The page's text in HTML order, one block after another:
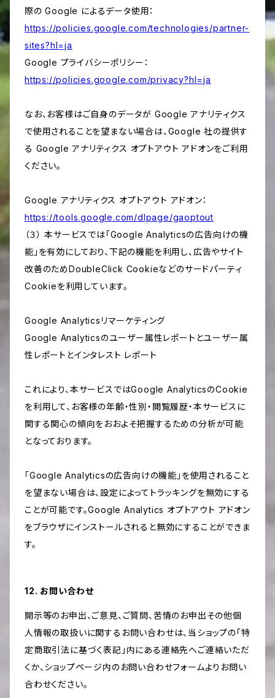
際の Google によるデータ使用：
https://policies.google.com/technologies/partner-
sites?hl=ja
Google プライバシーポリシー：
https://policies.google.com/privacy?hl=ja
なお、お客様はご自身のデータが Google アナリティクス
で使用されることを望まない場合は、Google 社の提供す
る Google アナリティクス オプトアウト アドオンをご利用
ください。
Google アナリティクス オプトアウト アドオン：
https://tools.google.com/dlpage/gaoptout
（３） 本サービスでは「Google Analyticsの広告向けの機
能」を有効にしており、下記の機能を利用し、広告やサイト
改善のためDoubleClick Cookieなどのサードパーティ
Cookieを利用しています。
Google Analyticsリマーケティング
Google Analyticsのユーザー属性レポートとユーザー属
性レポートとインタレスト レポート
これにより、本サービスではGoogle AnalyticsのCookie
を利用して、お客様の年齢・性別・閲覧履歴・本サービスに
関する関心の傾向をおおよそ把握するための分析が可能
となっております。
「Google Analyticsの広告向けの機能」を使用されること
を望まない場合は、設定によってトラッキングを無効にする
ことが可能です。Google Analytics オプトアウト アドオン
をブラウザにインストールされると無効にすることができま
す。
12. お問い合わせ
開示等のお申出、ご意見、ご質問、苦情のお申出その他個
人情報の取扱いに関するお問い合わせは、当ショップの「特
定商取引法に基づく表記」内にある連絡先へご連絡いただ
くか、ショップページ内のお問い合わせフォームよりお問い
合わせください。